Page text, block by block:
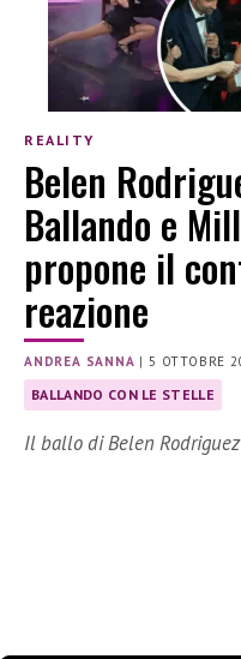
REALITY
Belen
Ballando e
propone il
reazione
ANDREA SANNA |5 OTTOBRE
BALLANDO CON LE STELLE
Il ballo di Belen